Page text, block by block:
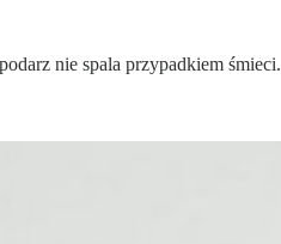
nie spala przypadkiem śmieci.